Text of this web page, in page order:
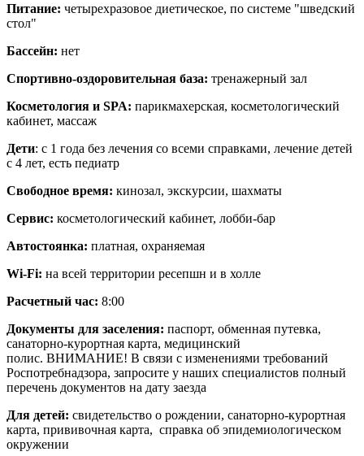
Питание: четырехразовое диетическое, по системе "шведский
стол"
Бассейн: нет
Спортивно-оздоровительная база: тренажерный зал
Косметология и SPA: парикмахерская, косметологический
кабинет, массаж
Дети: с 1 года без лечения со всеми справками, лечение детей
с 4 лет, есть педиатр
Свободное время: кинозал, экскурсии, шахматы
Сервис: косметологический кабинет, лобби-бар
Автостоянка: платная, охраняемая
Wi-Fi: на всей территории ресепшн и в холле
Расчетный час: 8:00
Документы для заселения: паспорт, обменная путевка,
санаторно-курортная карта, медицинский
полис. ВНИМАНИЕ! В связи с изменениями требований
Роспотребнадзора, запросите у наших специалистов полный
перечень документов на дату заезда
Для детей: свидетельство о рождении, санаторно-курортная
карта, прививочная карта, справка об эпидемиологическом
окружении